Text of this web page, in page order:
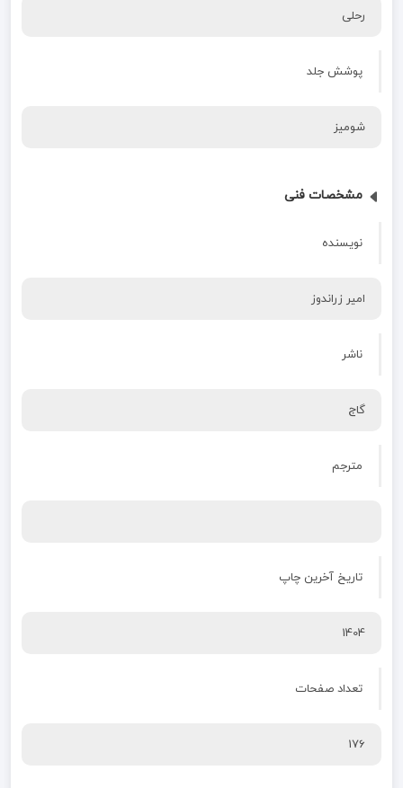
رحلی
پوشش جلد
شومیز
مشخصات فنی
نویسنده
امیر زراندوز
ناشر
گاج
مترجم
تاریخ آخرین چاپ
1404
تعداد صفحات
176